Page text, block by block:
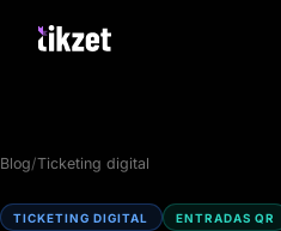
Blog/Ticketing digital
TICKETING DIGITAL ENTRADAS QR